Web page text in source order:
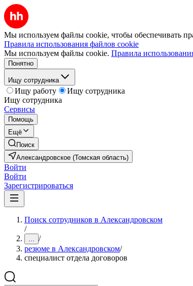
Мы используем файлы cookie, чтобы обеспечивать
Правила использования файлов cookie
Мы используем файлы cookie. Правила
Понятно
Ищу сотрудника
Ищу работу
Ищу сотрудника
Ищу сотрудника
Сервисы
Помощь
Ещё
Поиск
Александровское (Томская область)
Войти
Войти
Зарегистрироваться
Поиск сотрудников в Александровском
/
... /
резюме в Александровском/
специалист отдела договоров